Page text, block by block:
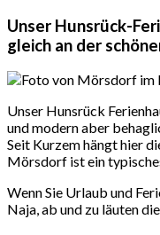
Unser Hunsrück-
gleich an der
Unser Hunsrück
und modern aber
Seit Kurzem hängt hier
Mörsdorf ist ein
Wenn Sie Urlaub und
Naja, ab und zu läuten